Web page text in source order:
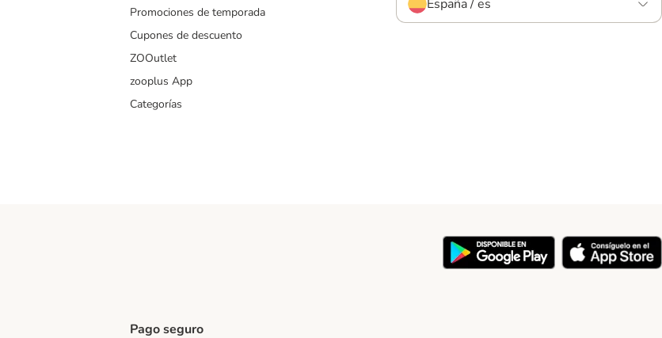
Promociones de temporada
Cupones de descuento
ZOOutlet
zooplus App
Categorías
España / es
Pago seguro